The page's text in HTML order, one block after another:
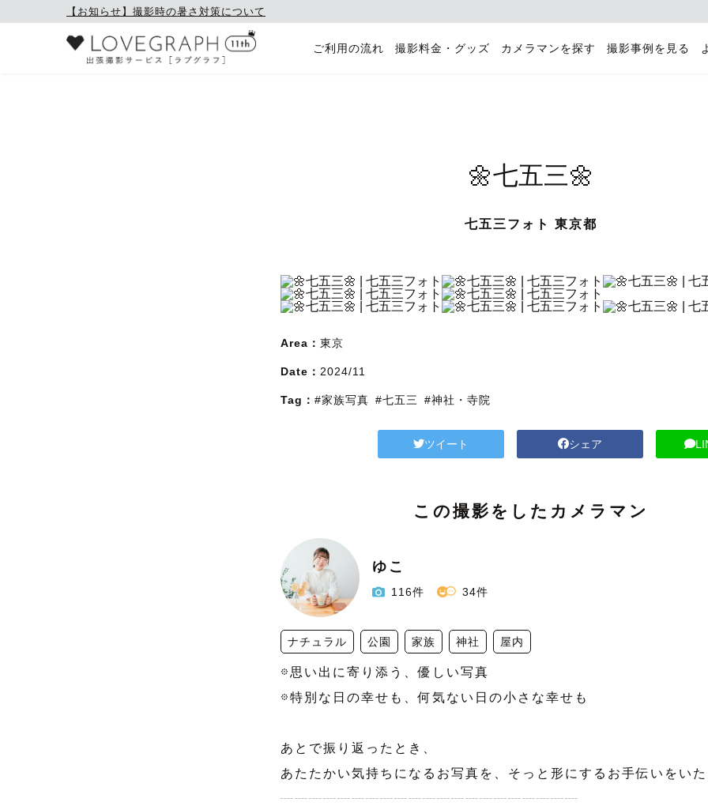
【お知らせ】撮影時の暑さ対策について
ご利用の流れ 撮影料金・グッズ カメラマンを探す 撮影事例を見る
🌼七五三🌼
七五三フォト 東京都
Area： 東京
Date： 2024/11
Tag： #家族写真 #七五三 #神社・寺院
ツイート シェア
この撮影をしたカメラマン
ゆこ
116件 34件
ナチュラル 公園 家族 神社 屋内
𖡼思い出に寄り添う、優しい写真
𖡼特別な日の幸せも、何気ない日の小さな幸せも
あとで振り返ったとき、
あたたかい気持ちになるお写真を、そっと形にするお手伝いをいた
┈┈┈┈┈┈┈┈┈┈┈┈┈┈┈┈┈┈┈┈┈